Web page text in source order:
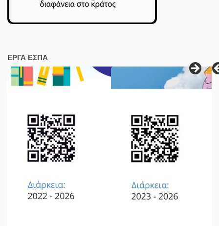
ΕΡΓΑ ΕΣΠΑ